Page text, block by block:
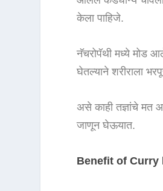
केला पाहिजे.
नॅचरोपॅथी मध्ये मोड
घेतल्याने शरीराला
असे काही तज्ञांचे मत
जाणून घेऊयात.
Benefit of Curry